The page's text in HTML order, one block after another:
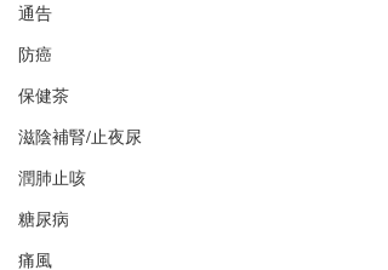
通告
防癌
保健茶
滋陰補腎/止夜尿
潤肺止咳
糖尿病
痛風